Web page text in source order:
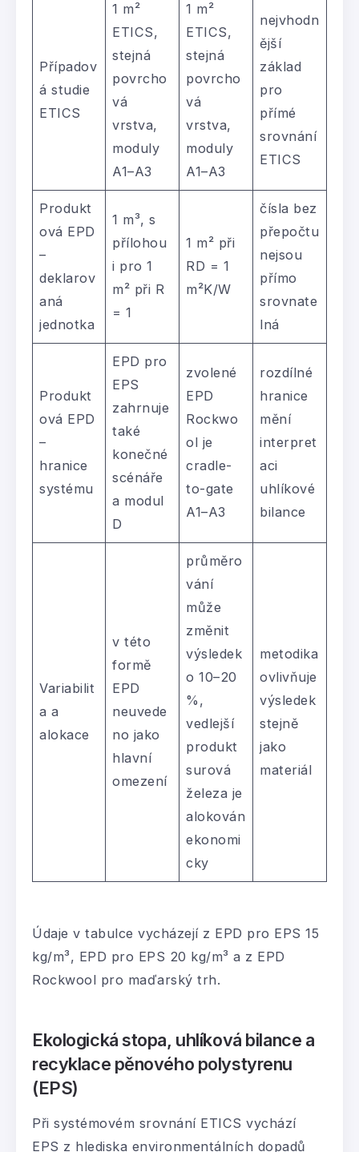
Případov
á studie
ETICS
1 m²
ETICS,
stejná
povrcho
vá
vrstva,
moduly
A1–A3
1 m²
ETICS,
stejná
povrcho
vá
vrstva,
moduly
A1–A3
nejvhodn
ější
základ
pro
přímé
srovnání
ETICS
Produkt
ová EPD
–
deklarov
aná
jednotka
1 m³, s
přílohou
i pro 1
m² při R
= 1
1 m² při
RD = 1
m²K/W
čísla bez
přepočtu
nejsou
přímo
srovnate
lná
Produkt
ová EPD
–
hranice
systému
EPD pro
EPS
zahrnuje
také
konečné
scénáře
a modul
D
zvolené
EPD
Rockwo
ol je
cradle-
to-gate
A1–A3
rozdílné
hranice
mění
interpret
aci
uhlíkové
bilance
Variabilit
a a
alokace
v této
formě
EPD
neuvede
no jako
hlavní
omezení
průměro
vání
může
změnit
výsledek
o 10–20
%,
vedlejší
produkt
surová
železa je
alokován
ekonomi
cky
metodika
ovlivňuje
výsledek
stejně
jako
materiál
Údaje v tabulce vycházejí z EPD pro EPS 15
kg/m³, EPD pro EPS 20 kg/m³ a z EPD
Rockwool pro maďarský trh.
Ekologická stopa, uhlíková bilance a
recyklace pěnového polystyrenu
(EPS)
Při systémovém srovnání ETICS vychází
EPS z hlediska environmentálních dopadů